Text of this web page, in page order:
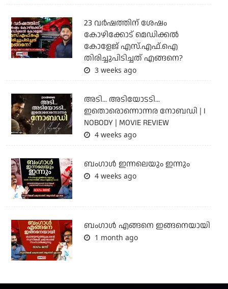
23 വർഷത്തിന് ശേഷം
കോഴിക്കോട് മെഡിക്കൽ
കോളേജ് എസ്.എഫ്.ഐ
തിരിച്ചുപിടിച്ചത് എങ്ങനെ?
3 weeks ago
അടി... അടിയോടടി...
ഇതൊരൊന്നൊന്നര നോബഡി | I
NOBODY | MOVIE REVIEW
4 weeks ago
ബംഗാള്‍ ഇന്നലെയും ഇന്നും
4 weeks ago
ബം​ഗാൾ എങ്ങനെ ഇങ്ങനെയായി
1 month ago